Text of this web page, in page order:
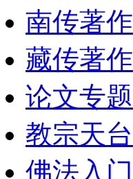
南传著作
藏传著作
论文专题
教宗天台
佛法入门